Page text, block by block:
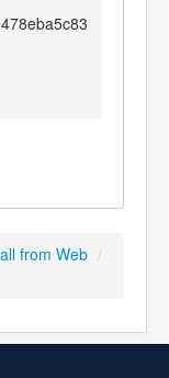
from Web /